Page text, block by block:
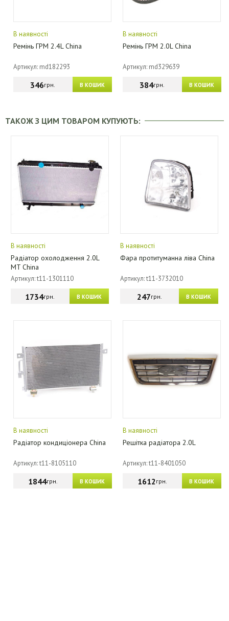
В наявності
Ремінь ГРМ 2.4L China
Артикул: md182293
В КОШИК
346грн.
В наявності
Ремінь ГРМ 2.0L China
Артикул: md329639
В КОШИК
384грн.
ТАКОЖ З ЦИМ ТОВАРОМ КУПУЮТЬ:
В наявності
Радіатор охолодження 2.0L
MT China
Артикул: t11-1301110
В КОШИК
1734грн.
В наявності
Фара протитуманна ліва China
Артикул: t11-3732010
В КОШИК
247грн.
В наявності
Радіатор кондиціонера China
Артикул: t11-8105110
В КОШИК
1844грн.
В наявності
Решітка радіатора 2.0L
Артикул: t11-8401050
В КОШИК
1612грн.